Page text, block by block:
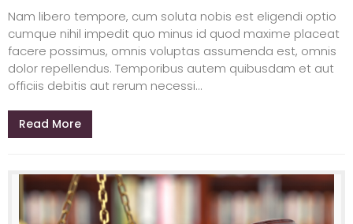
Nam libero tempore, cum soluta nobis est eligendi optio
cumque nihil impedit quo minus id quod maxime placeat
facere possimus, omnis voluptas assumenda est, omnis
dolor repellendus. Temporibus autem quibusdam et aut
officiis debitis aut rerum necessi...
Read More